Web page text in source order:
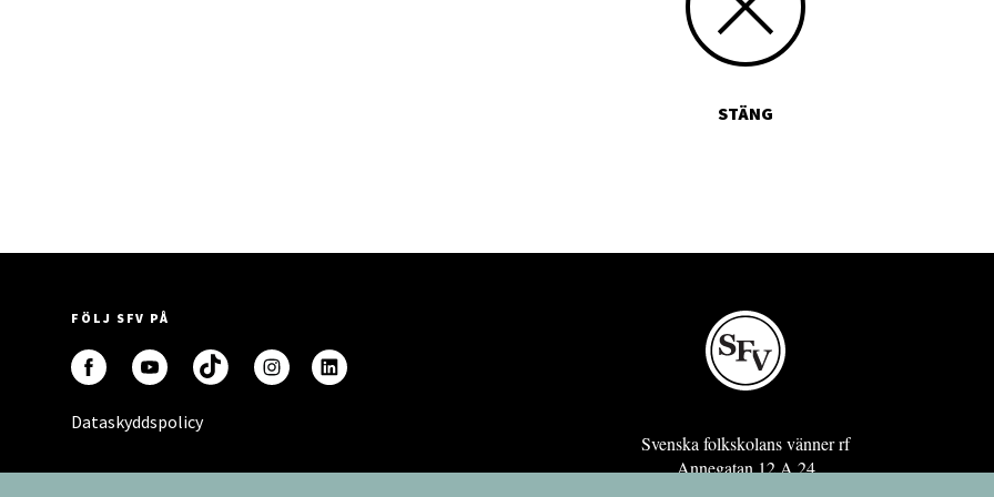
STÄNG
FÖLJ SFV PÅ
Dataskyddspolicy
Svenska folkskolans vänner rf
Annegatan 12 A 24